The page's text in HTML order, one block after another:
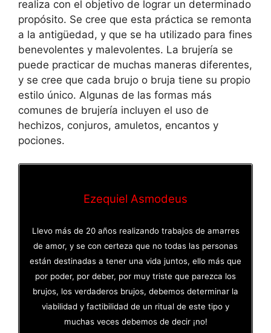
realiza con el objetivo de lograr un determinado
propósito. Se cree que esta práctica se remonta
a la antigüedad, y que se ha utilizado para fines
benevolentes y malevolentes. La brujería se
puede practicar de muchas maneras diferentes,
y se cree que cada brujo o bruja tiene su propio
estilo único. Algunas de las formas más
comunes de brujería incluyen el uso de
hechizos, conjuros, amuletos, encantos y
pociones.
Ezequiel Asmodeus
Llevo más de 20 años realizando trabajos de amarres
de amor, y se con certeza que no todas las personas
están destinadas a tener una vida juntos, ello más que
por poder, por deber, por muy triste que parezca los
brujos, los verdaderos brujos, debemos determinar la
viabilidad y factibilidad de un ritual de este tipo y
muchas veces debemos de decir ¡no!